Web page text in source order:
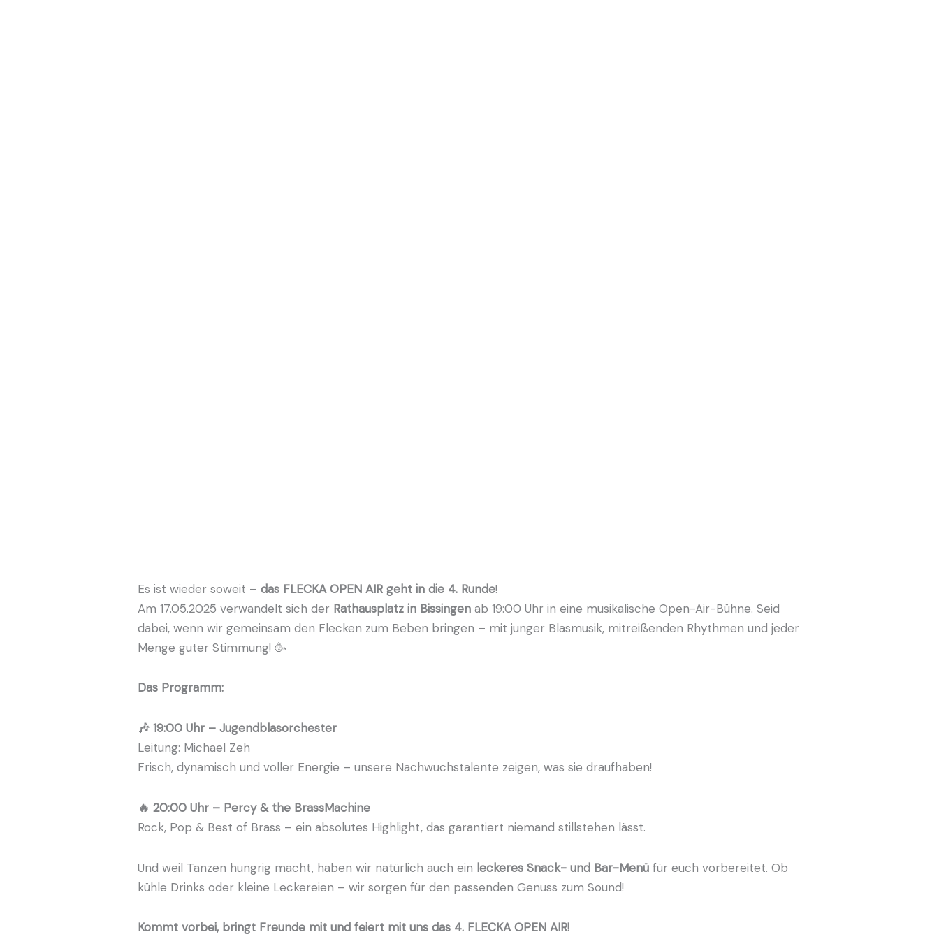
Es ist wieder soweit – das FLECKA OPEN AIR geht in die 4. Runde!
Am 17.05.2025 verwandelt sich der Rathausplatz in Bissingen ab 19:00 Uhr in eine musikalische Open-Air-Bühne. Seid
dabei, wenn wir gemeinsam den Flecken zum Beben bringen – mit junger Blasmusik, mitreißenden Rhythmen und jeder
Menge guter Stimmung! 🥳
Das Programm:
🎶 19:00 Uhr – Jugendblasorchester
Leitung: Michael Zeh
Frisch, dynamisch und voller Energie – unsere Nachwuchstalente zeigen, was sie draufhaben!
🔥 20:00 Uhr – Percy & the BrassMachine
Rock, Pop & Best of Brass – ein absolutes Highlight, das garantiert niemand stillstehen lässt.
Und weil Tanzen hungrig macht, haben wir natürlich auch ein leckeres Snack- und Bar-Menü für euch vorbereitet. Ob
kühle Drinks oder kleine Leckereien – wir sorgen für den passenden Genuss zum Sound!
Kommt vorbei, bringt Freunde mit und feiert mit uns das 4. FLECKA OPEN AIR!